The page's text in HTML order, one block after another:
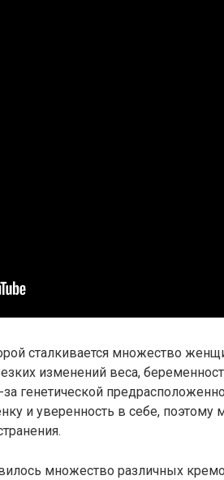
сталкивается множество
изменений веса,
генетической
и уверенность в себе, поэтому
множество различных